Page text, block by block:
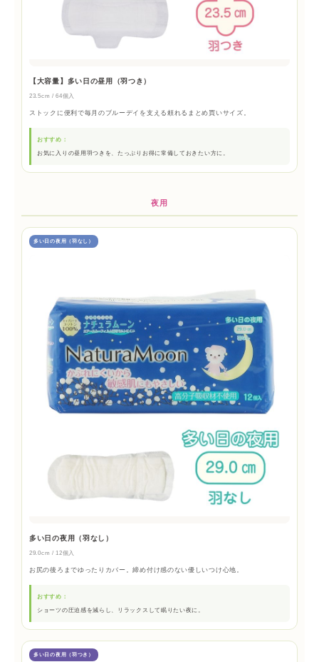
【大容量】多い日の昼用（羽つき）
23.5cm / 64個入
ストックに便利で毎月のブルーデイを支える頼れるまとめ買いサイズ。
おすすめ：
お気に入りの昼用羽つきを、たっぷりお得に常備しておきたい方に。
夜用
多い日の夜用（羽なし）
多い日の夜用（羽なし）
29.0cm / 12個入
お尻の後ろまでゆったりカバー。締め付け感のない優しいつけ心地。
おすすめ：
ショーツの圧迫感を減らし、リラックスして眠りたい夜に。
多い日の夜用（羽つき）